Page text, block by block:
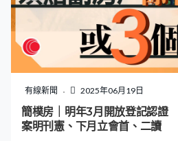
有線新聞 2025年06月19日
簡樸房｜明年3月開放登記認
案明刊憲、下月立會首、二讀